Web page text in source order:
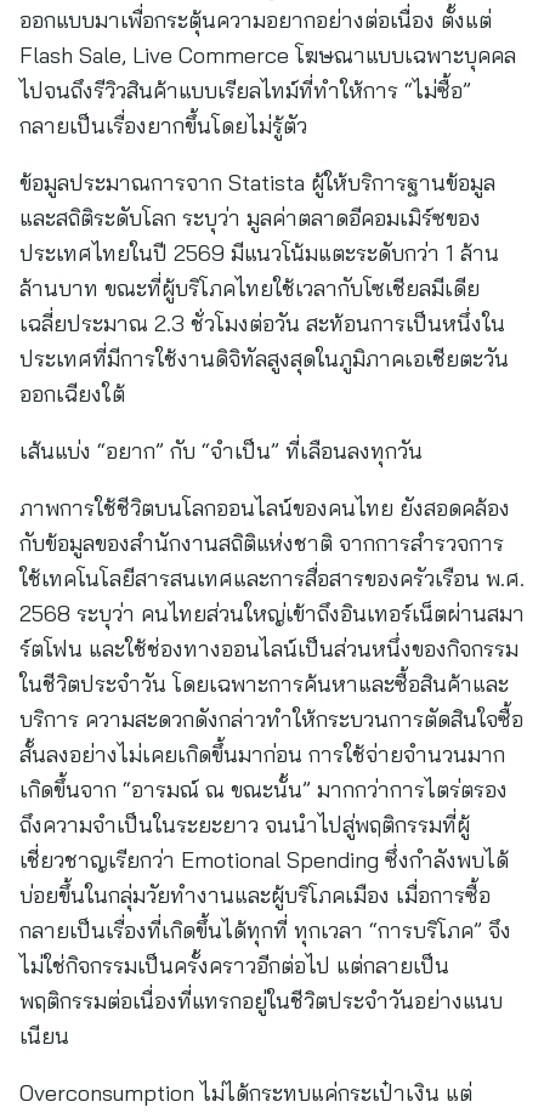
ออกแบบมาเพื่อกระตุ้นความอยากอย่างต่อเนื่อง ตั้งแต่
Flash Sale, Live Commerce โฆษณาแบบเฉพาะบุคคล
ไปจนถึงรีวิวสินค้าแบบเรียลไทม์ที่ทำให้การ “ไม่ซื้อ”
กลายเป็นเรื่องยากขึ้นโดยไม่รู้ตัว
ข้อมูลประมาณการจาก Statista ผู้ให้บริการฐานข้อมูล
และสถิติระดับโลก ระบุว่า มูลค่าตลาดอีคอมเมิร์ซของ
ประเทศไทยในปี 2569 มีแนวโน้มแตะระดับกว่า 1 ล้าน
ล้านบาท ขณะที่ผู้บริโภคไทยใช้เวลากับโซเชียลมีเดีย
เฉลี่ยประมาณ 2.3 ชั่วโมงต่อวัน สะท้อนการเป็นหนึ่งใน
ประเทศที่มีการใช้งานดิจิทัลสูงสุดในภูมิภาคเอเชียตะวัน
ออกเฉียงใต้
เส้นแบ่ง “อยาก” กับ “จำเป็น” ที่เลือนลงทุกวัน
ภาพการใช้ชีวิตบนโลกออนไลน์ของคนไทย ยังสอดคล้อง
กับข้อมูลของสำนักงานสถิติแห่งชาติ จากการสำรวจการ
ใช้เทคโนโลยีสารสนเทศและการสื่อสารของครัวเรือน พ.ศ.
2568 ระบุว่า คนไทยส่วนใหญ่เข้าถึงอินเทอร์เน็ตผ่านสมา
ร์ตโฟน และใช้ช่องทางออนไลน์เป็นส่วนหนึ่งของกิจกรรม
ในชีวิตประจำวัน โดยเฉพาะการค้นหาและซื้อสินค้าและ
บริการ ความสะดวกดังกล่าวทำให้กระบวนการตัดสินใจซื้อ
สั้นลงอย่างไม่เคยเกิดขึ้นมาก่อน การใช้จ่ายจำนวนมาก
เกิดขึ้นจาก “อารมณ์ ณ ขณะนั้น” มากกว่าการไตร่ตรอง
ถึงความจำเป็นในระยะยาว จนนำไปสู่พฤติกรรมที่ผู้
เชี่ยวชาญเรียกว่า Emotional Spending ซึ่งกำลังพบได้
บ่อยขึ้นในกลุ่มวัยทำงานและผู้บริโภคเมือง เมื่อการซื้อ
กลายเป็นเรื่องที่เกิดขึ้นได้ทุกที่ ทุกเวลา “การบริโภค” จึง
ไม่ใช่กิจกรรมเป็นครั้งคราวอีกต่อไป แต่กลายเป็น
พฤติกรรมต่อเนื่องที่แทรกอยู่ในชีวิตประจำวันอย่างแนบ
เนียน
Overconsumption ไม่ได้กระทบแค่กระเป๋าเงิน แต่